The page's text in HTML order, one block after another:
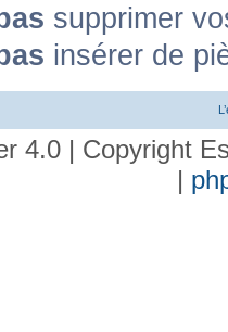
supprimer
insérer de
4.0 | Copyright
|